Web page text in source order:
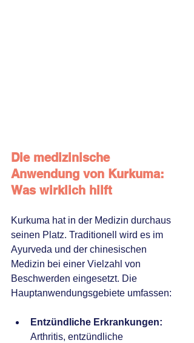
Die medizinische
Anwendung von Kurkuma:
Was wirklich hilft
Kurkuma hat in der Medizin durchaus
seinen Platz. Traditionell wird es im
Ayurveda und der chinesischen
Medizin bei einer Vielzahl von
Beschwerden eingesetzt. Die
Hauptanwendungsgebiete umfassen:
Entzündliche Erkrankungen:
Arthritis, entzündliche